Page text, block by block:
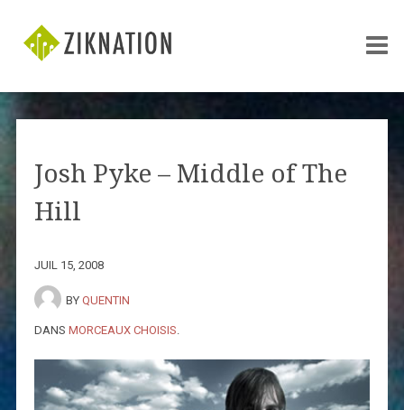
Josh Pyke – Middle of The
Hill
JUIL 15, 2008
BY QUENTIN
DANS MORCEAUX CHOISIS